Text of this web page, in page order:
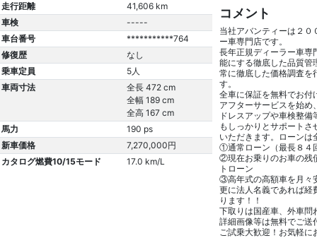
走行距離
41,606 km
車検
-----
車台番号
***********764
修復歴
なし
乗車定員
5人
車両寸法
全長 472 cm
全幅 189 cm
全高 167 cm
馬力
190 ps
新車価格
7,270,000円
カタログ燃費10/15モード
17.0 km/L
コメント
当社アバンティーは２０
ー車専門店です。
長年正規ディーラー車専
能にする徹底した品質管
常に徹底した価格調査を
す。
全車に保証を無料でお付
アフターサービスを始め
ドレスアップや車検整
もしっかりとサポートさ
いただきます。ローンは
①通常ローン（最長８４
②現在お乗りのお車の残
トローン
③高年式の高額車を月々
更に法人名義であれば経
ります！！
下取りは国産車、外車問
詳細画像等は無料でご送
ご試乗大歓迎！お気軽に